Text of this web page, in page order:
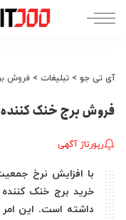
آی تی جو > تبلیغات > فروش
فروش برج خنک کننده
رپورتاژ آگهی
با افزایش نرخ
خرید برج خنک
داشته است. این